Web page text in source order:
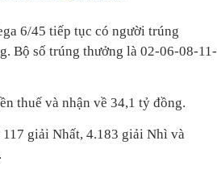
6/45 tiếp tục có người trúng
Bộ số trúng thưởng là 02-06-08-11-
thuế và nhận về 34,1 tỷ đồng.
giải Nhất, 4.183 giải Nhì và